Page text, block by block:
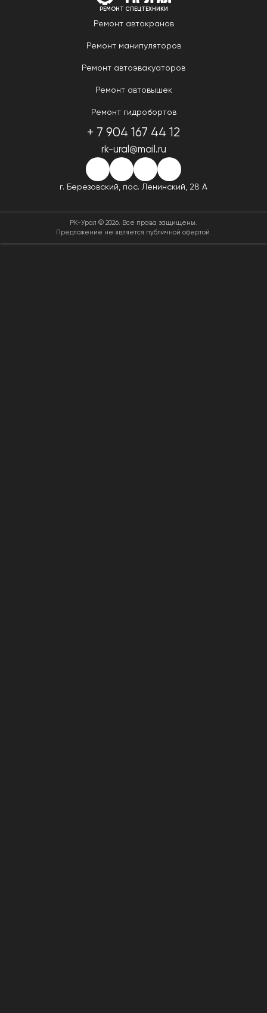
РЕМОНТ СПЕЦТЕХНИКИ
Ремонт автокранов
Ремонт манипуляторов
Ремонт автоэвакуаторов
Ремонт автовышек
Ремонт гидробортов
+ 7 904 167 44 12
rk-ural@mail.ru
г. Березовский, пос. Ленинский, 28 А
РК-Урал © 2026. Все права защищены.
Предложение не является публичной офертой.